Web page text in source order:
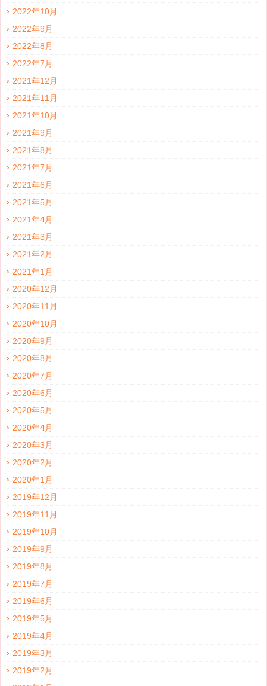
2022年10月
2022年9月
2022年8月
2022年7月
2021年12月
2021年11月
2021年10月
2021年9月
2021年8月
2021年7月
2021年6月
2021年5月
2021年4月
2021年3月
2021年2月
2021年1月
2020年12月
2020年11月
2020年10月
2020年9月
2020年8月
2020年7月
2020年6月
2020年5月
2020年4月
2020年3月
2020年2月
2020年1月
2019年12月
2019年11月
2019年10月
2019年9月
2019年8月
2019年7月
2019年6月
2019年5月
2019年4月
2019年3月
2019年2月